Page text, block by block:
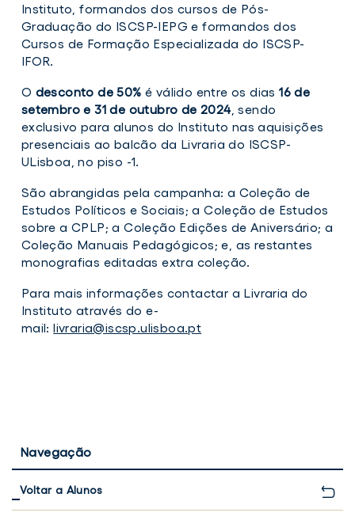
Instituto, formandos dos cursos de Pós-
Graduação do ISCSP-IEPG e formandos dos
Cursos de Formação Especializada do ISCSP-
IFOR.
O desconto de 50% é válido entre os dias16 de
setembro e 31 de outubro de 2024, sendo
exclusivo para alunos do Instituto nas aquisições
presenciais ao balcão da Livraria do ISCSP-
ULisboa, no piso -1.
São abrangidas pela campanha: a Coleção de
Estudos Políticos e Sociais; a Coleção de Estudos
sobre a CPLP; a Coleção Edições de Aniversário; a
Coleção Manuais Pedagógicos; e, as restantes
monografias editadas extra coleção.
Para mais informações contactar a Livraria do
Instituto através do e-
mail:livraria@iscsp.ulisboa.pt
Navegação
Voltar a Alunos